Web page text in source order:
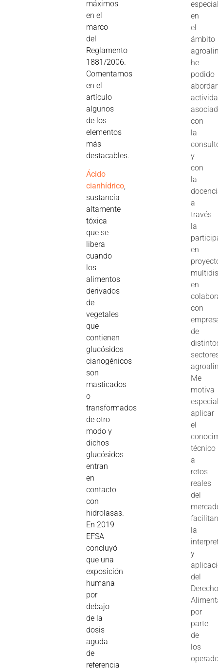
máximos
en el
marco
del
Reglamento
1881/2006.
Comentamos
en el
artículo
algunos
de los
elementos
más
destacables.
Ácido
cianhídrico,
sustancia
altamente
tóxica
que se
libera
cuando
los
alimentos
derivados
de
vegetales
que
contienen
glucósidos
cianogénicos
son
masticados
o
transformados
de otro
modo y
dichos
glucósidos
entran
en
contacto
con
hidrolasas.
En 2019
EFSA
concluyó
que una
exposición
humana
por
debajo
de la
dosis
aguda
de
referencia
en
el
ámbito
he
podido
abordar
con
la
y
con
la
a
través
la
en
en
con
de
Me
motiva
aplicar
el
técnico
a
retos
reales
del
la
y
del
por
parte
de
los